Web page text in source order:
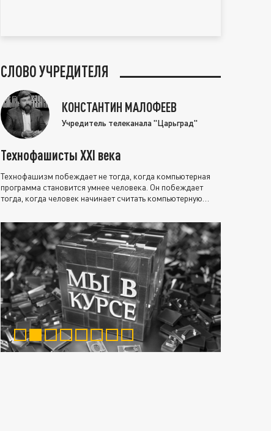
СЛОВО УЧРЕДИТЕЛЯ
КОНСТАНТИН МАЛОФЕЕВ
Учредитель телеканала "Царьград"
Технофашисты XXI века
Технофашизм побеждает не тогда, когда компьютерная
программа становится умнее человека. Он побеждает
тогда, когда человек начинает считать компьютерную